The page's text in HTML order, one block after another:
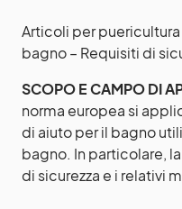
Articoli per
bagno – Requisiti di
SCOPO E CAMPO DI
norma europea si
di aiuto per il bagno
bagno. In particolare,
di sicurezza e i relativi